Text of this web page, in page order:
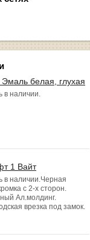
Эмаль белая, глухая
в наличии.
1 Вайт
в наличии.Черная
с 2-х сторон.
Ал.молдинг.
врезка под замок.